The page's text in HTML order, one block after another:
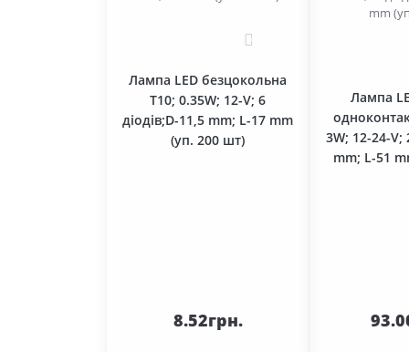
Стартери 24В (серія 7,0 кВт)
Стартери 24В (серія 8,1 кВт)
Лампа LED безцокольна
T10; 0.35W; 12-V; 6
діодів;D-11,5 mm; L-17 mm
(уп. 200 шт)
8.52грн.
кошика
Лампа
3W; 12-24-V;
mm; L-51